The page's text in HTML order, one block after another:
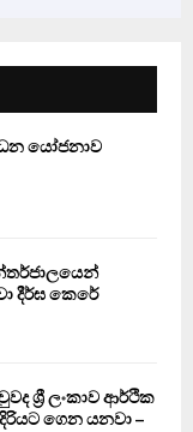
යෝජනාව
දීර්ඝ කෙරේ
ශ්‍රී ලංකාව ආර්ථික
ගෙන යනවා –